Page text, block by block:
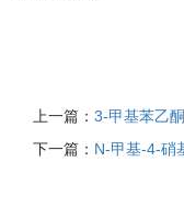
上一篇： 3-甲基苯乙
下一篇： N-甲基-4-硝